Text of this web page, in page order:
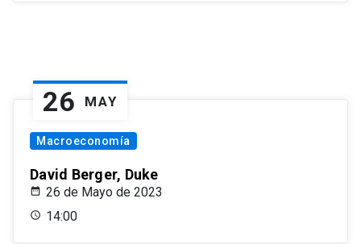
26 MAY
Macroeconomía
David Berger, Duke
26 de Mayo de 2023
14:00